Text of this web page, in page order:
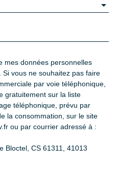
mes données personnelles
vous ne souhaitez pas faire
par voie téléphonique,
gratuitement sur la liste
téléphonique, prévu par
la consommation, sur le site
ou par courrier adressé à :
Bloctel, CS 61311, 41013